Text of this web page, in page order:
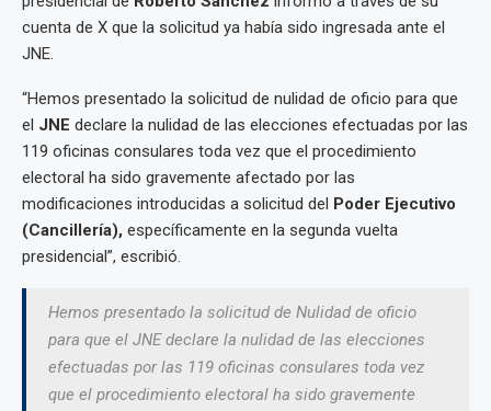
cuenta de X que la solicitud ya había sido ingresada ante el
JNE.
“Hemos presentado la solicitud de nulidad de oficio para que
el JNE declare la nulidad de las elecciones efectuadas por las
119 oficinas consulares toda vez que el procedimiento
electoral ha sido gravemente afectado por las
modificaciones introducidas a solicitud del Poder Ejecutivo
(Cancillería), específicamente en la segunda vuelta
presidencial”, escribió.
Hemos presentado la solicitud de Nulidad de oficio
para que el JNE declare la nulidad de las elecciones
efectuadas por las 119 oficinas consulares toda vez
que el procedimiento electoral ha sido gravemente